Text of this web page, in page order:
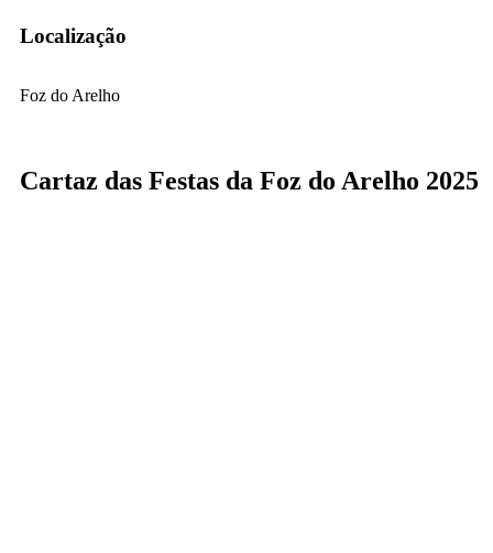
Localização
Foz do Arelho
Cartaz das Festas da Foz do Arelho 2025